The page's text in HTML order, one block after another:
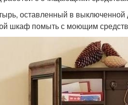
оставленный в выключенной
шкаф помыть с моющим